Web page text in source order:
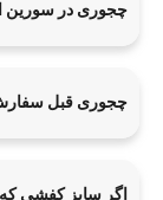
چجوری در سورین
چجوری قبل
اگر سایز کفشی که